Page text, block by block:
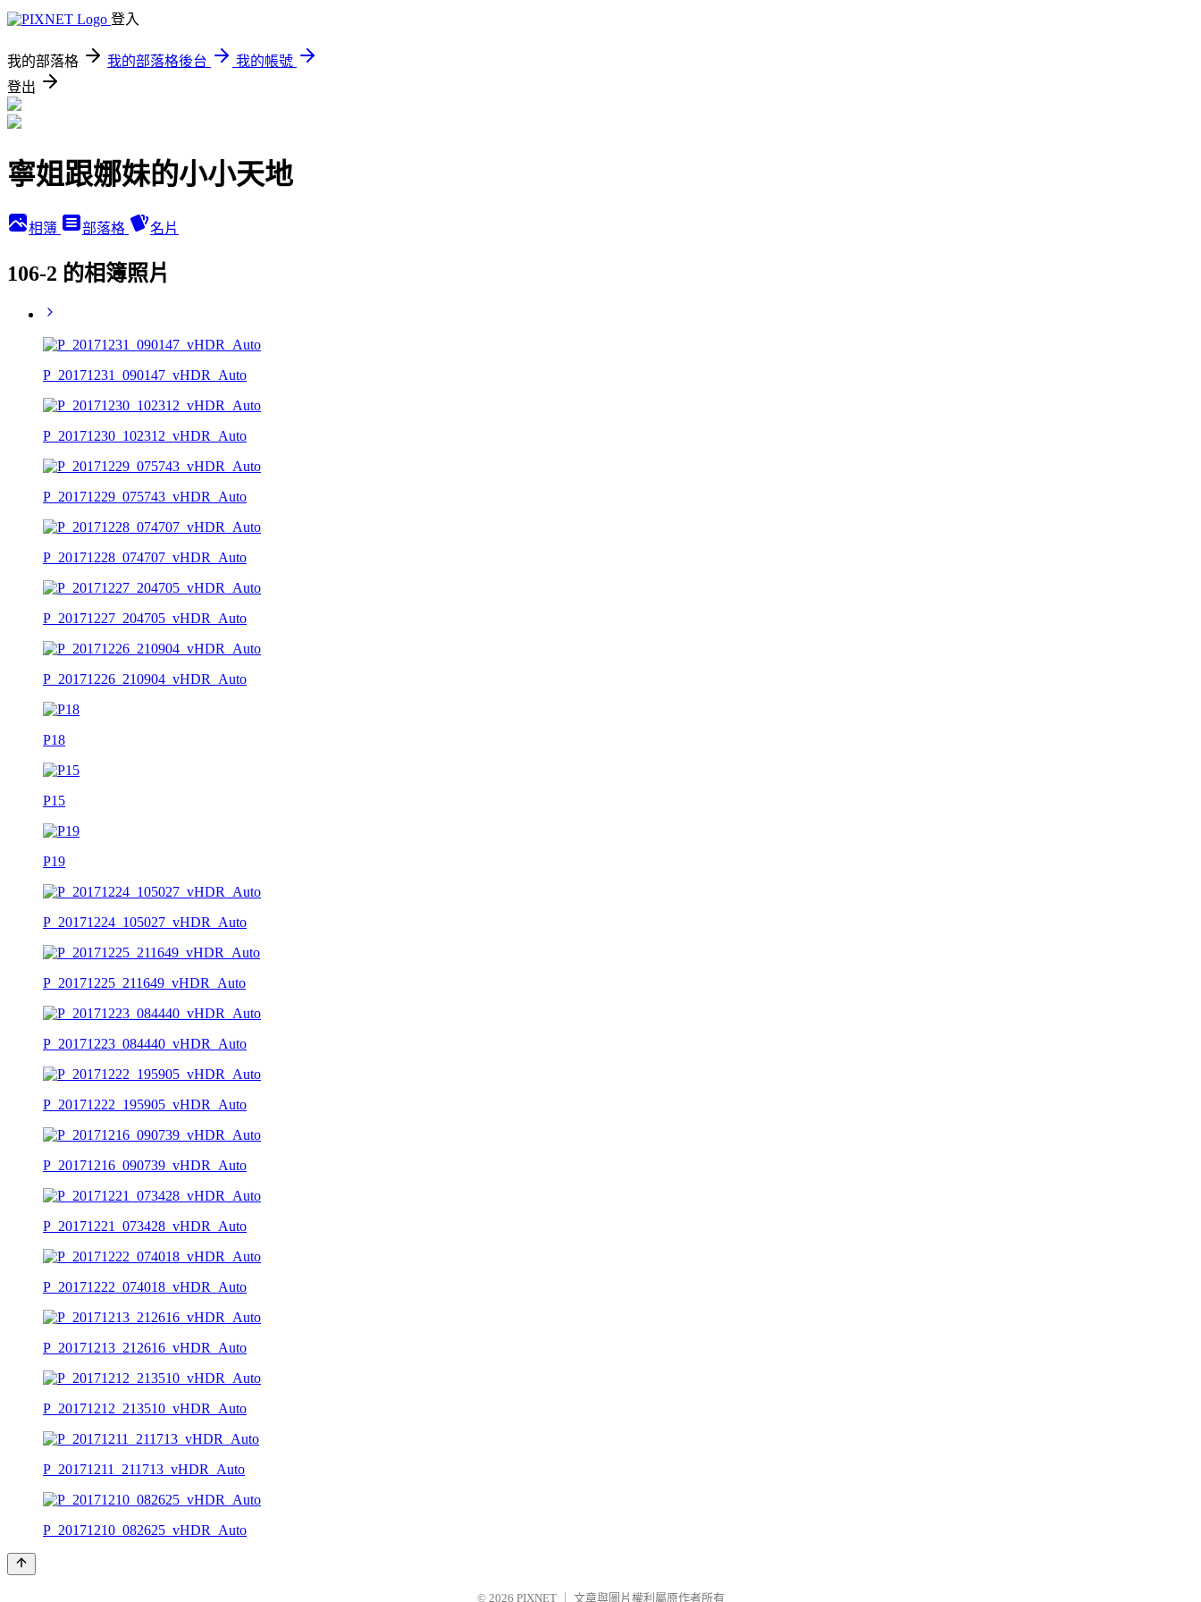
登入
我的部落格 我的部落格後台
我的帳號
登出
寧姐跟娜妹的小小天地
相簿 部落格 名片
106-2 的相簿照片
P_20171231_090147_vHDR_Auto
P_20171230_102312_vHDR_Auto
P_20171229_075743_vHDR_Auto
P_20171228_074707_vHDR_Auto
P_20171227_204705_vHDR_Auto
P_20171226_210904_vHDR_Auto
P18
P15
P19
P_20171224_105027_vHDR_Auto
P_20171225_211649_vHDR_Auto
P_20171223_084440_vHDR_Auto
P_20171222_195905_vHDR_Auto
P_20171216_090739_vHDR_Auto
P_20171221_073428_vHDR_Auto
P_20171222_074018_vHDR_Auto
P_20171213_212616_vHDR_Auto
P_20171212_213510_vHDR_Auto
P_20171211_211713_vHDR_Auto
P_20171210_082625_vHDR_Auto
© 2026 PIXNET 文章與圖片權利屬原作者所有